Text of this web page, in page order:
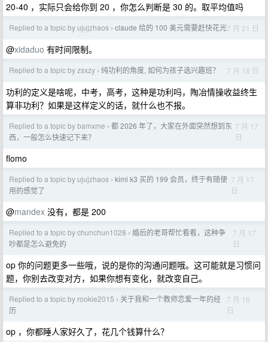
20-40 ，实际只会给你到 20 ，你怎么判断是 30 的。取平均值吗
Replied to a topic by ujujzhaos › claude 给的 100 美元需要赶快花光7 月 21 日
@xidaduo 有时间限制。
Replied to a topic by zsxzy › 纯功利的角度, 如何为孩子选兴趣班？ 7 月 18 日
功利的定义是啥呢，中考，高考，这种是功利吗，陶冶情操收益终生
算非功利？如果是这样定义的话，就什么也不报。
Replied to a topic by bamxme › 都 2026 年了，大家在外面突然想到东
西，一般怎么快速记下来？
7 月 17
日
flomo
Replied to a topic by ujujzhaos › kimi k3 买的 199 会员，终于有随便
用的感觉了
7 月 17
日
@mandex 没有，都是 200
Replied to a topic by chunchun1028 › 婚后的老哥帮忙看看，这种争
吵都是怎么避免的
7 月 17
日
op 你的问题更多一些哦，说的是你的沟通问题哦。这可能就是习惯问
题，你别去改变对方，如果你想有变化，就改变自己。
Replied to a topic by rookie2015 › 关于我和一个教师恋爱一年的经
历
7 月 16
日
op ，你都睡人家好久了，花几个钱算什么？